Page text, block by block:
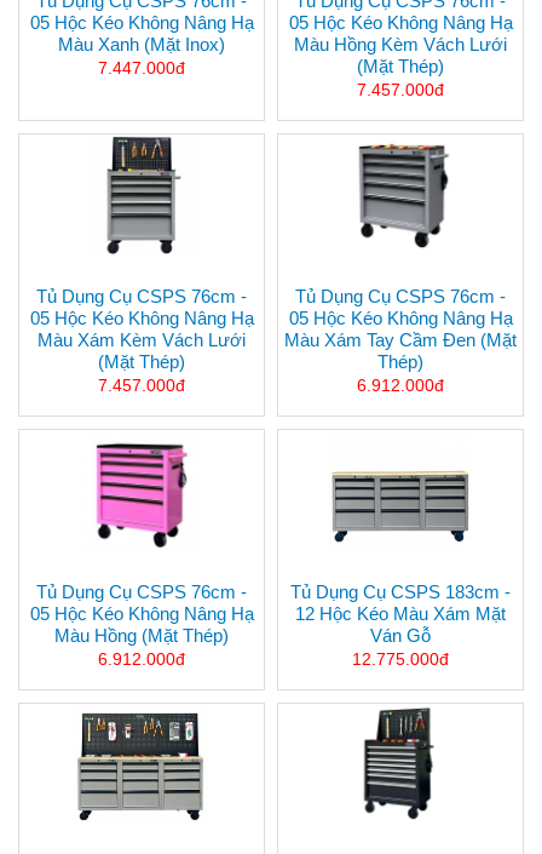
05 Hộc Kéo Không Nâng Hạ
Màu Xanh (mặt Inox)
7.447.000đ
05 Hộc Kéo Không Nâng Hạ
Màu Hồng Kèm Vách Lưới
(mặt Thép)
7.457.000đ
Tủ Dụng Cụ CSPS 76cm -
05 Hộc Kéo Không Nâng Hạ
Màu Xám Kèm Vách Lưới
(mặt Thép)
7.457.000đ
Tủ Dụng Cụ CSPS 76cm -
05 Hộc Kéo Không Nâng Hạ
Màu Xám Tay Cầm Đen (mặt
Thép)
6.912.000đ
Tủ Dụng Cụ CSPS 76cm -
05 Hộc Kéo Không Nâng Hạ
Màu Hồng (mặt Thép)
6.912.000đ
Tủ Dụng Cụ CSPS 183cm -
12 Hộc Kéo Màu Xám Mặt
Ván Gỗ
12.775.000đ